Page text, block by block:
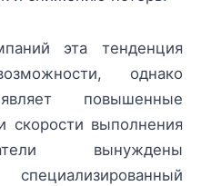
эта тенденция
однако
повышенные
скорости выполнения
вынуждены